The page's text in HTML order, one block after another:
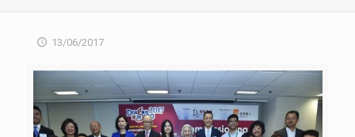
13/06/2017